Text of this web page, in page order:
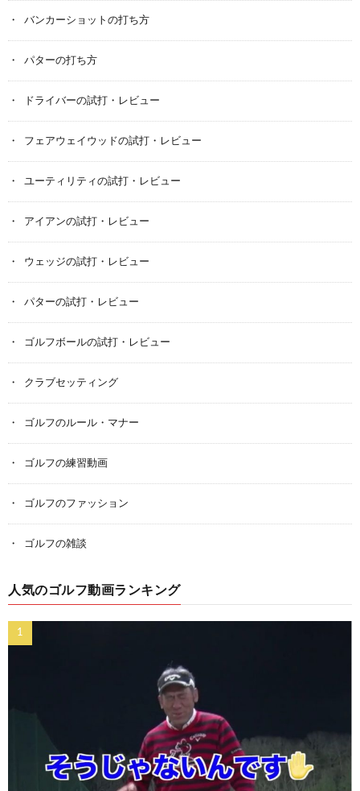
バンカーショットの打ち方
パターの打ち方
ドライバーの試打・レビュー
フェアウェイウッドの試打・レビュー
ユーティリティの試打・レビュー
アイアンの試打・レビュー
ウェッジの試打・レビュー
パターの試打・レビュー
ゴルフボールの試打・レビュー
クラブセッティング
ゴルフのルール・マナー
ゴルフの練習動画
ゴルフのファッション
ゴルフの雑談
人気のゴルフ動画ランキング